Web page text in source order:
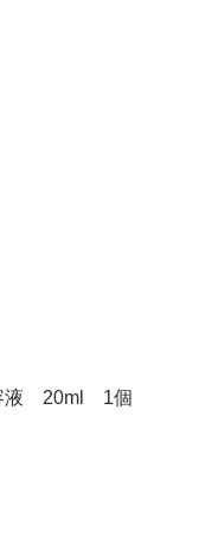
液 20ml 1個